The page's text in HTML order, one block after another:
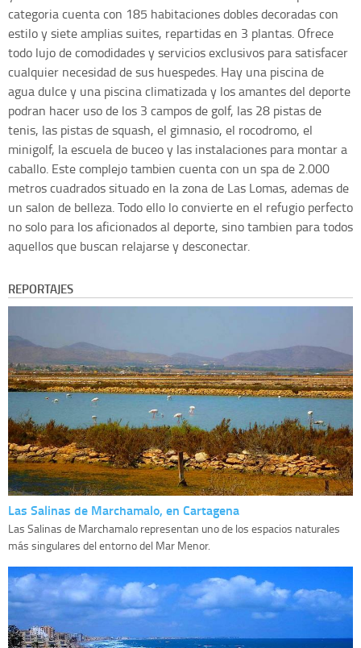
categoria cuenta con 185 habitaciones dobles decoradas con
estilo y siete amplias suites, repartidas en 3 plantas. Ofrece
todo lujo de comodidades y servicios exclusivos para satisfacer
cualquier necesidad de sus huespedes. Hay una piscina de
agua dulce y una piscina climatizada y los amantes del deporte
podran hacer uso de los 3 campos de golf, las 28 pistas de
tenis, las pistas de squash, el gimnasio, el rocodromo, el
minigolf, la escuela de buceo y las instalaciones para montar a
caballo. Este complejo tambien cuenta con un spa de 2.000
metros cuadrados situado en la zona de Las Lomas, ademas de
un salon de belleza. Todo ello lo convierte en el refugio perfecto
no solo para los aficionados al deporte, sino tambien para todos
aquellos que buscan relajarse y desconectar.
REPORTAJES
Las Salinas de Marchamalo, en Cartagena
Las Salinas de Marchamalo representan uno de los espacios naturales
más singulares del entorno del Mar Menor.